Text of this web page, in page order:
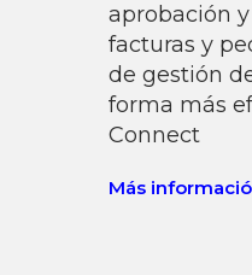
aprobación
facturas y
de gestión
forma más
Connect
Más